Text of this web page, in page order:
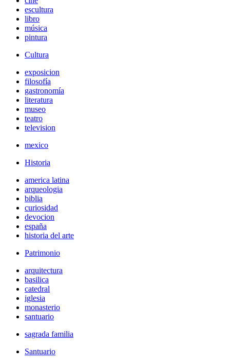
escultura
libro
música
pintura
Cultura
exposicion
filosofía
gastronomía
literatura
museo
teatro
television
mexico
Historia
america latina
arqueologia
biblia
curiosidad
devocion
españa
historia del arte
Patrimonio
arquitectura
basilica
catedral
iglesia
monasterio
santuario
sagrada familia
Santuario